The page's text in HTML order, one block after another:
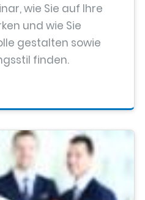
wie Sie auf Ihre
und wie Sie
gestalten sowie
finden.